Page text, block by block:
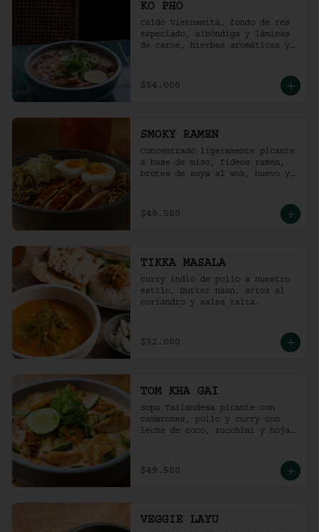
KO PHO
Caldo Vietnamita, fondo de res
especiado, albóndiga y láminas
de carne, hierbas aromáticas y
$54.000
SMOKY RAMEN
Concentrado ligeramente picante
a base de miso, fideos ramen,
brotes de soya al wok, huevo y
$49.500
TIKKA MASALA
curry indio de pollo a nuestro
estilo, butter naan, arroz al
coriandro y salsa raita.
$52.000
TOM KHA GAI
Sopa Tailandesa picante con
camarones, pollo y curry con
leche de coco, zucchini y hojas
$49.500
VEGGIE LAYU